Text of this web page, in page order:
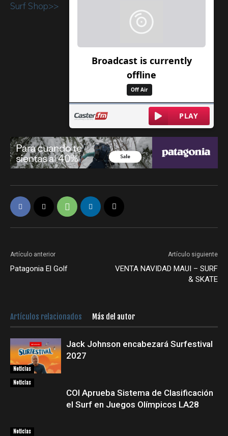
Surf Shop>>
Artículo anterior
Patagonia El Golf
Artículo siguiente
VENTA NAVIDAD MAUI – SURF
& SKATE
Artículos relacionados Más del autor
Noticias
Jack Johnson encabezará Surfestival
2027
Noticias
COI Aprueba Sistema de Clasificación
el Surf en Juegos Olímpicos LA28
Noticias